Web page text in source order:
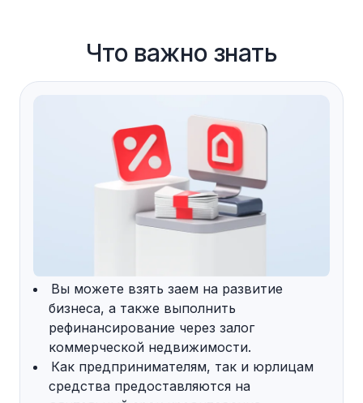
Что важно знать
Вы можете взять заем на развитие
бизнеса, а также выполнить
рефинансирование через залог
коммерческой недвижимости.
Как предпринимателям, так и юрлицам
средства предоставляются на